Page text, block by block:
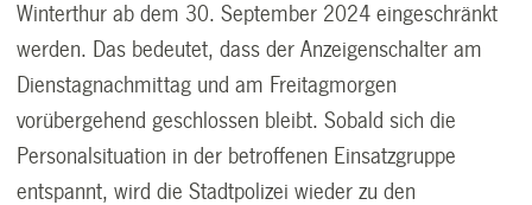
Winterthur ab dem 30. September 2024 eingeschränkt
werden. Das bedeutet, dass der Anzeigenschalter am
Dienstagnachmittag und am Freitagmorgen
vorübergehend geschlossen bleibt. Sobald sich die
Personalsituation in der betroffenen Einsatzgruppe
entspannt, wird die Stadtpolizei wieder zu den